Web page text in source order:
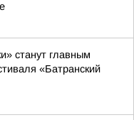
станут главным
«Батранский